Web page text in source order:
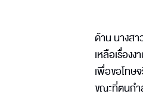
ด้าน นางส
เหลือเรื่อง
เพื่อขอโทษ
ขณะที่ตนกำ